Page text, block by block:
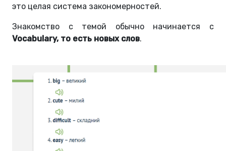
это целая система закономерностей.
Знакомство с темой обычно начинается с
Vocabulary, то есть новых слов.